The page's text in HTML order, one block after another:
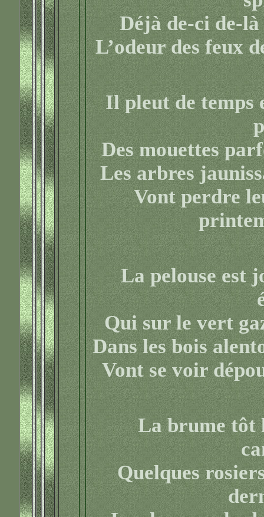
Déjà de-ci de-
L’odeur des feux
Il pleut de temps
Des mouettes
Les arbres
Vont perdre
La pelouse est
Qui sur le vert
Dans les bois
Vont se voir
La brume tôt
Quelques